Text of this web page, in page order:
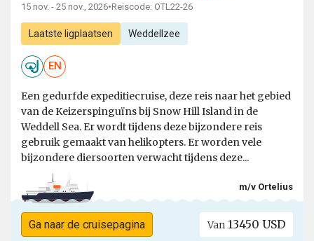
15 nov. - 25 nov., 2026•Reiscode: OTL22-26
Laatste ligplaatsen Weddellzee
EN
Een gedurfde expeditiecruise, deze reis naar het gebied
van de Keizerspinguïns bij Snow Hill Island in de
Weddell Sea. Er wordt tijdens deze bijzondere reis
gebruik gemaakt van helikopters. Er worden vele
bijzondere diersoorten verwacht tijdens deze...
m/v Ortelius
Ga naar de cruisepagina Van 13450 USD